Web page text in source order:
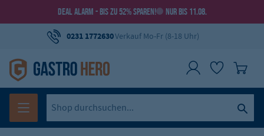
DEAL ALARM - BIS ZU 52% SPAREN! NUR BIS 11.08.
0231 1772630Verkauf Mo-Fr (8-18 Uhr)